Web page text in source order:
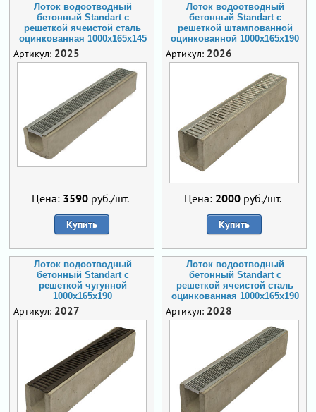
Лоток водоотводный
бетонный Standart с
решеткой ячеистой сталь
оцинкованная 1000x165x145
Артикул: 2025
Цена: 3590руб./шт.
Купить
Лоток водоотводный
бетонный Standart с
решеткой штампованной
оцинкованной 1000x165x190
Артикул: 2026
Цена: 2000руб./шт.
Купить
Лоток водоотводный
бетонный Standart с
решеткой чугунной
1000x165x190
Артикул: 2027
Лоток водоотводный
бетонный Standart с
решеткой ячеистой сталь
оцинкованная 1000x165x190
Артикул: 2028